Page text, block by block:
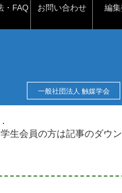
・FAQ お問い合わせ 編
一般社団法人 触媒学会
生会員の方は記事のダウ